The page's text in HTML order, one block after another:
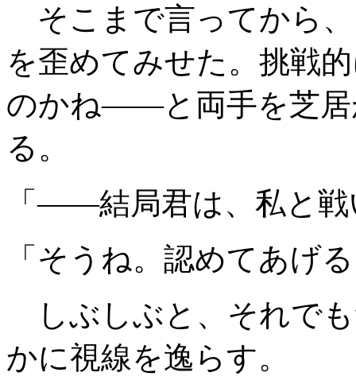
そこまで言ってから
を歪めてみせた。挑戦
のかね――と両手を芝居
る。
「――結局君は、私と
「そうね。認めてあげ
しぶしぶと、それで
かに視線を逸らす。